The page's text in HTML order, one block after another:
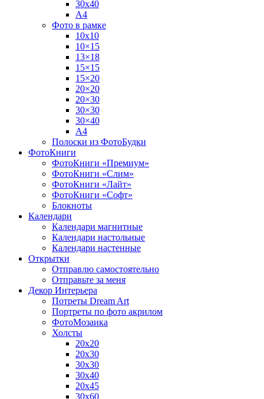
30х40
А4
Фото в рамке
10х10
10×15
13×18
15×15
15×20
20×20
20×30
30×30
30×40
A4
Полоски из ФотоБудки
ФотоКниги
ФотоКниги «Премиум»
ФотоКниги «Слим»
ФотоКниги «Лайт»
ФотоКниги «Софт»
Блокноты
Календари
Календари магнитные
Календари настольные
Календари настенные
Открытки
Отправлю самостоятельно
Отправьте за меня
Декор Интерьера
Потреты Dream Art
Портреты по фото акрилом
ФотоМозаика
Холсты
20х20
20х30
30х30
30х40
20х45
30х60